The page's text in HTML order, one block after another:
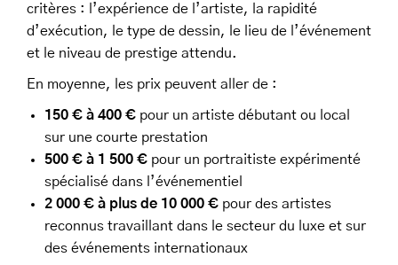
critères : l’expérience de l’artiste, la rapidité
d’exécution, le type de dessin, le lieu de l’événement
et le niveau de prestige attendu.
En moyenne, les prix peuvent aller de :
150 € à 400 € pour un artiste débutant ou local
sur une courte prestation
500 € à 1 500 € pour un portraitiste expérimenté
spécialisé dans l’événementiel
2 000 € à plus de 10 000 € pour des artistes
reconnus travaillant dans le secteur du luxe et sur
des événements internationaux